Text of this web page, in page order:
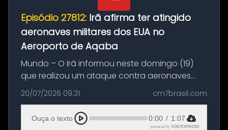
Episódio 27812: Irã afirma ter atingido
aeronaves militares dos EUA no
Aeroporto de Aqaba
Mundo – O Irã informou neste domingo (19)
que realizou um ataque contra aeronaves
militares dos Estados Unidos estacionadas no
Aeroporto de Aqaba, na Jordânia, durante a
21ª fase da Operação Nasr 2. A...
20/07/2026 09:31 cm7brasil.com
Ouça o texto 0:00 / 1:07
powered by VOICEXPRESS